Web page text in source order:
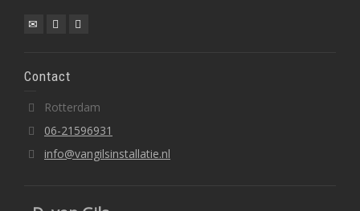
Contact
Rotterdam
06-21596931
info@vangilsinstallatie.nl